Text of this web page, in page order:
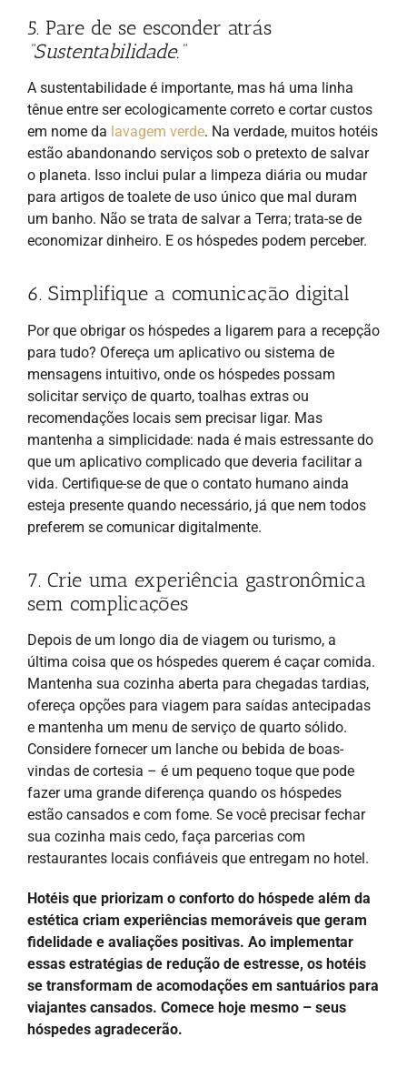
5. Pare de se esconder atrás
“Sustentabilidade.”
A sustentabilidade é importante, mas há uma linha
tênue entre ser ecologicamente correto e cortar custos
em nome da lavagem verde. Na verdade, muitos hotéis
estão abandonando serviços sob o pretexto de salvar
o planeta. Isso inclui pular a limpeza diária ou mudar
para artigos de toalete de uso único que mal duram
um banho. Não se trata de salvar a Terra; trata-se de
economizar dinheiro. E os hóspedes podem perceber.
6. Simplifique a comunicação digital
Por que obrigar os hóspedes a ligarem para a recepção
para tudo? Ofereça um aplicativo ou sistema de
mensagens intuitivo, onde os hóspedes possam
solicitar serviço de quarto, toalhas extras ou
recomendações locais sem precisar ligar. Mas
mantenha a simplicidade: nada é mais estressante do
que um aplicativo complicado que deveria facilitar a
vida. Certifique-se de que o contato humano ainda
esteja presente quando necessário, já que nem todos
preferem se comunicar digitalmente.
7. Crie uma experiência gastronômica
sem complicações
Depois de um longo dia de viagem ou turismo, a
última coisa que os hóspedes querem é caçar comida.
Mantenha sua cozinha aberta para chegadas tardias,
ofereça opções para viagem para saídas antecipadas
e mantenha um menu de serviço de quarto sólido.
Considere fornecer um lanche ou bebida de boas-
vindas de cortesia – é um pequeno toque que pode
fazer uma grande diferença quando os hóspedes
estão cansados e com fome. Se você precisar fechar
sua cozinha mais cedo, faça parcerias com
restaurantes locais confiáveis que entregam no hotel.
Hotéis que priorizam o conforto do hóspede além da
estética criam experiências memoráveis que geram
fidelidade e avaliações positivas. Ao implementar
essas estratégias de redução de estresse, os hotéis
se transformam de acomodações em santuários para
viajantes cansados. Comece hoje mesmo – seus
hóspedes agradecerão.